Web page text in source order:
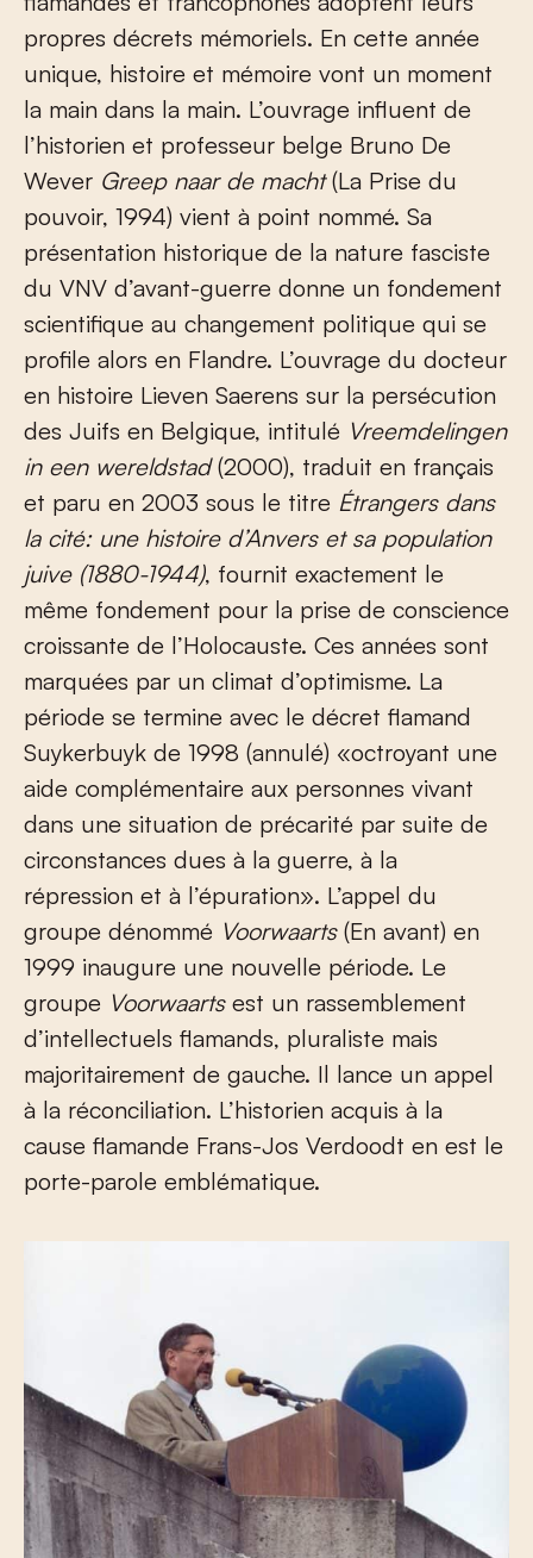
propres décrets mémoriels. En cette année
unique, histoire et mémoire vont un moment
la main dans la main. L’ouvrage influent de
l’historien et professeur belge Bruno De
Wever Greep naar de macht(La Prise du
pouvoir, 1994) vient à point nommé. Sa
présentation historique de la nature fasciste
du VNV d’avant-guerre donne un fondement
scientifique au changement politique qui se
profile alors en Flandre. L’ouvrage du docteur
en histoire Lieven Saerens sur la persécution
des Juifs en Belgique, intitulé Vreemdelingen
in een wereldstad(2000), traduit en français
et paru en 2003 sous le titre Étrangers dans
la cité: une histoire d’Anvers et sa population
juive (1880-1944), fournit exactement le
même fondement pour la prise de conscience
croissante de l’Holocauste. Ces années sont
marquées par un climat d’optimisme. La
période se termine avec le décret flamand
Suykerbuyk de 1998 (annulé) «octroyant une
aide complémentaire aux personnes vivant
dans une situation de précarité par suite de
circonstances dues à la guerre, à la
répression et à l’épuration». L’appel du
groupe dénommé Voorwaarts(En avant) en
1999 inaugure une nouvelle période. Le
groupe Voorwaartsest un rassemblement
d’intellectuels flamands, pluraliste mais
majoritairement de gauche. Il lance un appel
à la réconciliation. L’historien acquis à la
cause flamande Frans-Jos Verdoodt en est le
porte-parole emblématique.